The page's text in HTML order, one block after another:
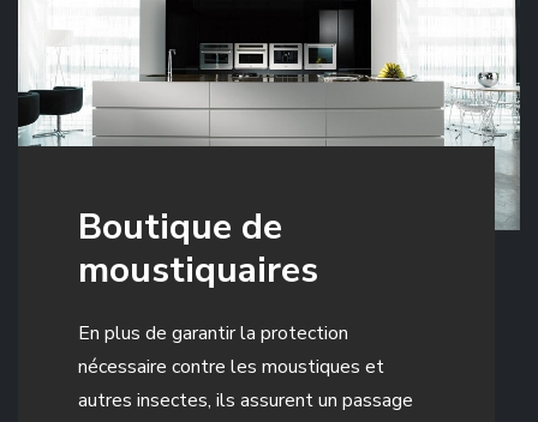
Boutique de
moustiquaires
En plus de garantir la protection
nécessaire contre les moustiques et
autres insectes, ils assurent un passage